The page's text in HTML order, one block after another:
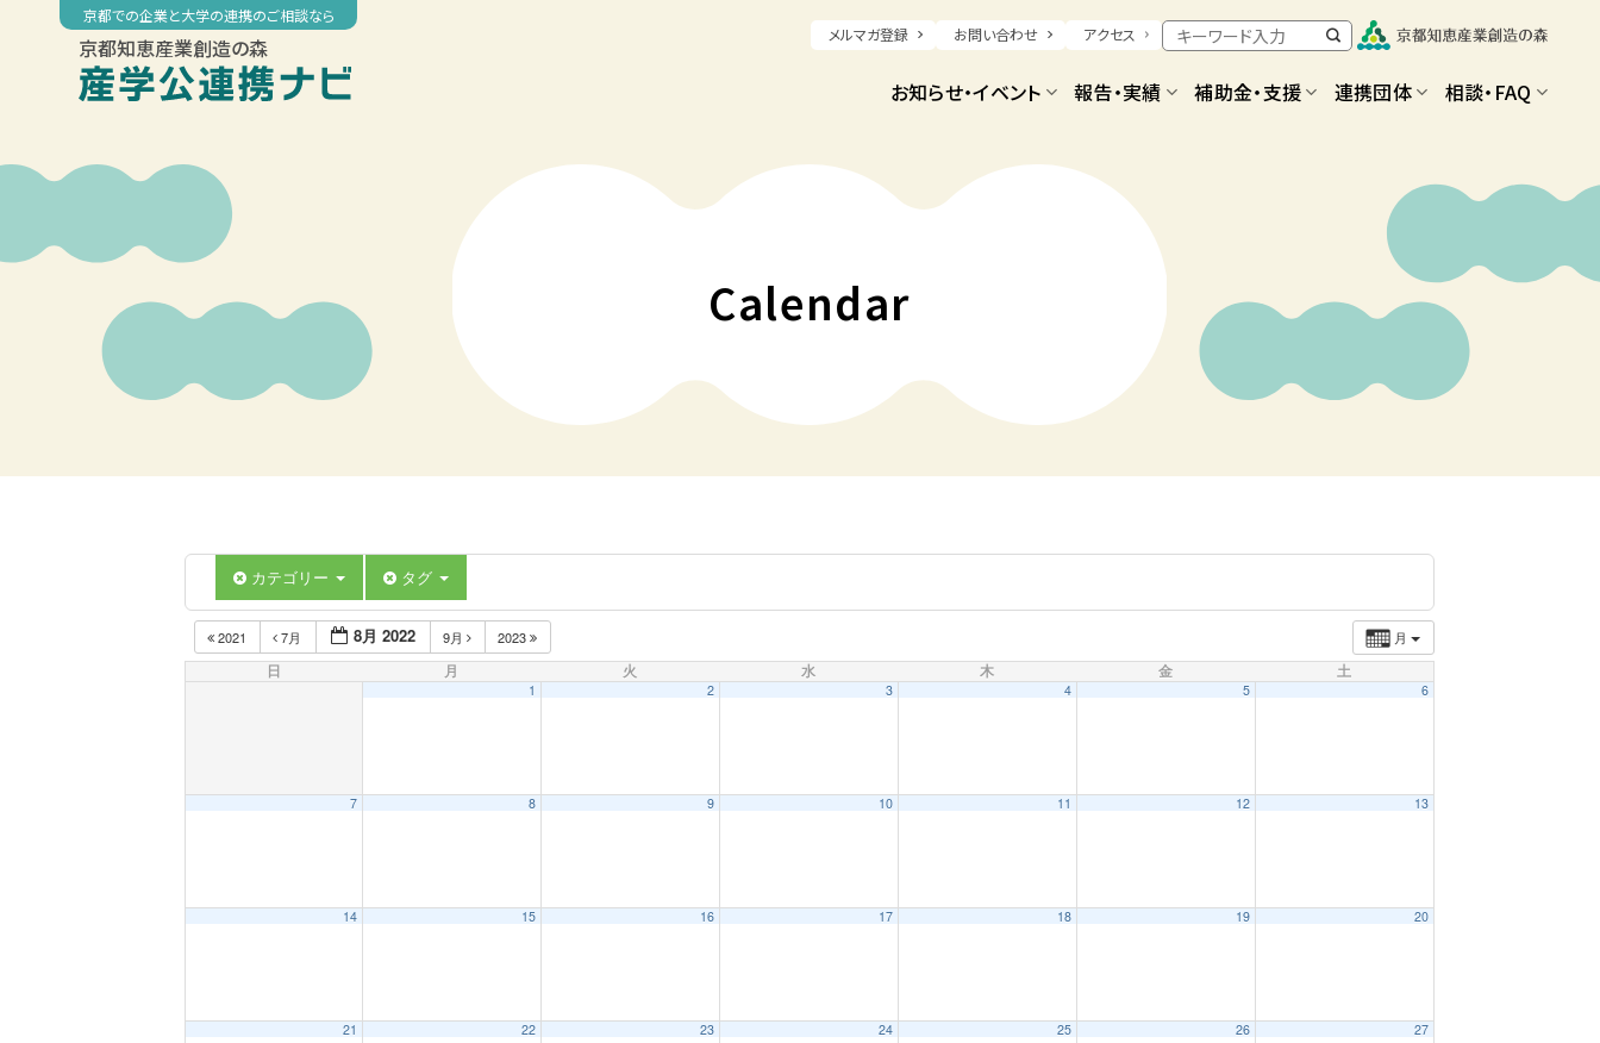
京都での企業と大学の連携のご相談なら
京都知恵産業創造の森 メルマガ登録 お問い合わせ アクセス
お知らせ・イベント 報告・実績 補助金・支援 連携団体 相談・FAQ
Calendar
カテゴリー タグ
月
2021 7月 8月 2022 9月 2023
日 月 火 水 木 金 土
1 2 3 4 5 6
7 8 9 10 11 12 13
14 15 16 17 18 19 20
21 22 23 24 25 26 27